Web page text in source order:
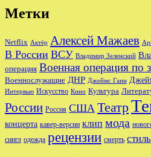
Метки
Netflix Актёр Алексей Мажаев
В России ВСУ Владимир Зеленский
операция Военная операция по
Военнослужащие ДНР Джеймс Ганн
Интервью Искусство Кино Культура
России Россия США Театр
концерта кавер-версии клип мода
сингл одежда рецензии смерть стиль